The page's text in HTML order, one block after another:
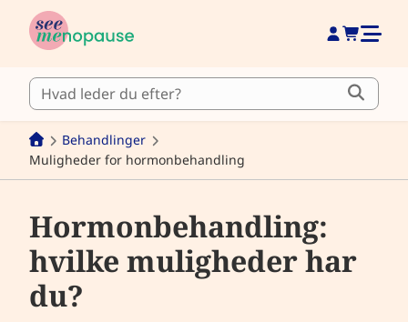
Behandlinger
Muligheder for hormonbehandling
Hormonbehandling:
hvilke muligheder har
du?